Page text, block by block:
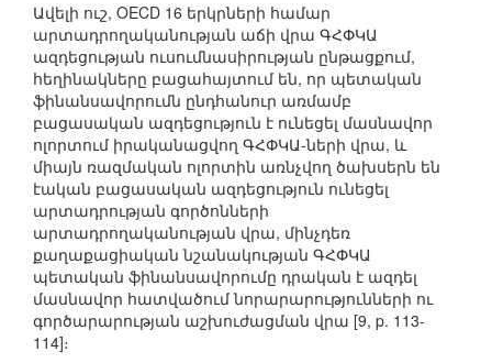
Ավելի ուշ, OECD 16 երկրների համար
արտադրողականության աճի վրա ԳՀՓԿԱ
ազդեցության ուսումնասիրության ընթացքում,
հեղինակները բացահայտում են, որ պետական
ֆինանսավորումն ընդհանուր առմամբ
բացասական ազդեցություն է ունեցել մասնավոր
ոլորտում իրականացվող ԳՀՓԿԱ-ների վրա, և
միայն ռազմական ոլորտին առնչվող ծախսերն են
էական բացասական ազդեցություն ունեցել
արտադրության գործոնների
արտադրողականության վրա, մինչդեռ
քաղաքացիական նշանակության ԳՀՓԿԱ
պետական ֆինանսավորումը դրական է ազդել
մասնավոր հատվածում նորարարությունների ու
գործարարության աշխուժացման վրա [9, p. 113-
114]։